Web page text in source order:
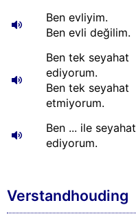
Ben evliyim.
Ben evli değilim.
Ben tek seyahat
ediyorum.
Ben tek seyahat
etmiyorum.
Ben ... ile seyahat
ediyorum.
Verstandhouding